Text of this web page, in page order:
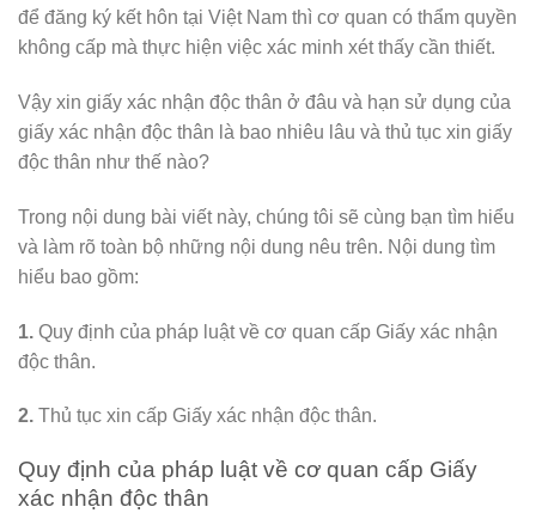
để đăng ký kết hôn tại Việt Nam thì cơ quan có thẩm quyền
không cấp mà thực hiện việc xác minh xét thấy cần thiết.
Vậy xin giấy xác nhận độc thân ở đâu và hạn sử dụng của
giấy xác nhận độc thân là bao nhiêu lâu và thủ tục xin giấy
độc thân như thế nào?
Trong nội dung bài viết này, chúng tôi sẽ cùng bạn tìm hiểu
và làm rõ toàn bộ những nội dung nêu trên. Nội dung tìm
hiểu bao gồm:
1. Quy định của pháp luật về cơ quan cấp Giấy xác nhận
độc thân.
2. Thủ tục xin cấp Giấy xác nhận độc thân.
Quy định của pháp luật về cơ quan cấp Giấy
xác nhận độc thân